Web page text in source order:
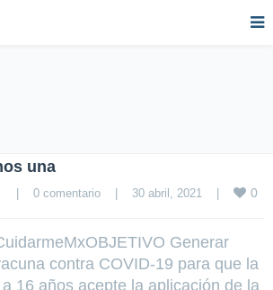
una
0 comentario 30 abril, 2021 0
Generar
contra COVID-19 para que la
16 años acepte la aplicación de la